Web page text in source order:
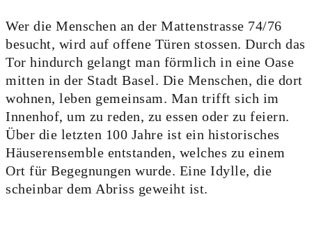
Wer die Menschen an der Mattenstrasse 74/76
besucht, wird auf offene Türen stossen. Durch das
Tor hindurch gelangt man förmlich in eine Oase
mitten in der Stadt Basel. Die Menschen, die dort
wohnen, leben gemeinsam. Man trifft sich im
Innenhof, um zu reden, zu essen oder zu feiern.
Über die letzten 100 Jahre ist ein historisches
Häuserensemble entstanden, welches zu einem
Ort für Begegnungen wurde. Eine Idylle, die
scheinbar dem Abriss geweiht ist.